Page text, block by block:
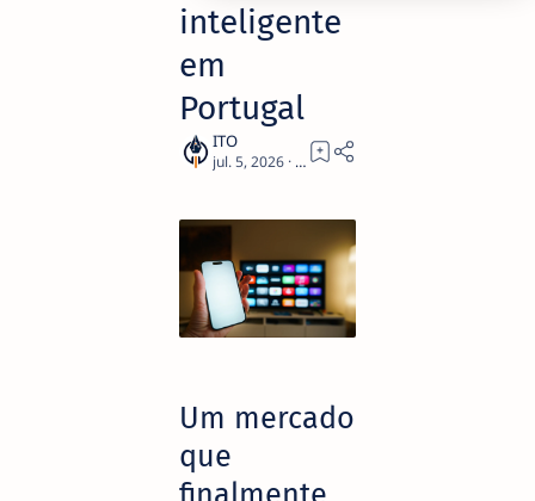
inteligente
em
Portugal
4
Um mercado
que